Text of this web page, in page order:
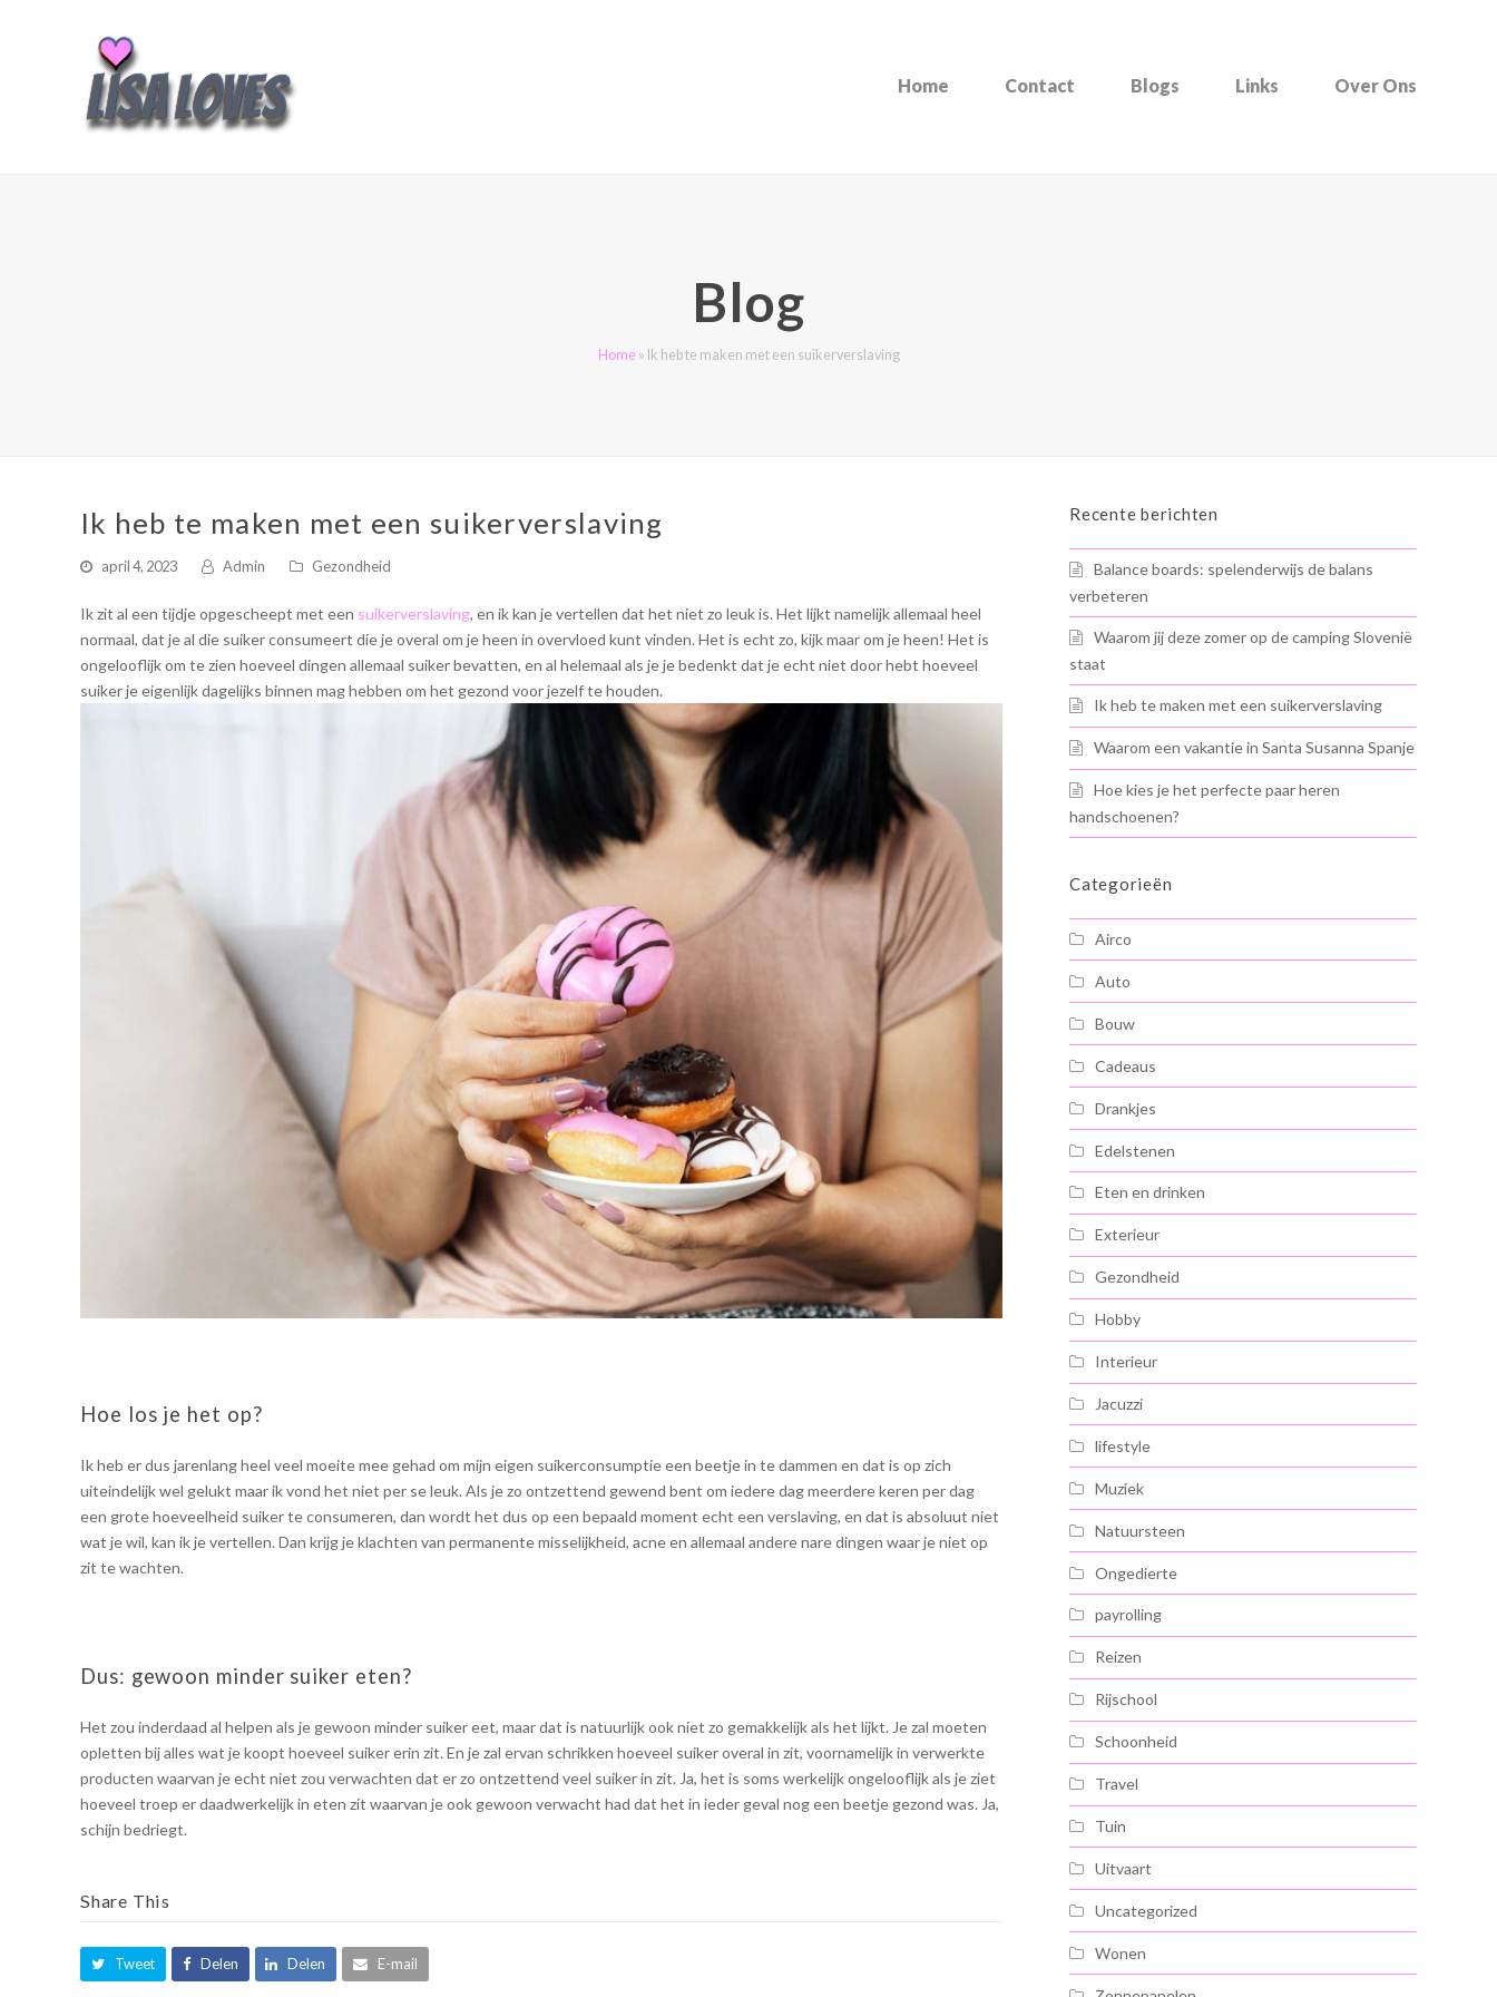
Home Contact Blogs Links Over Ons
Blog
Home» Ik heb te maken met een suikerverslaving
Ik heb te maken met een suikerverslaving
april 4, 2023 Admin Gezondheid
Ik zit al een tijdje opgescheept met een suikerverslaving, en ik kan je vertellen dat het niet zo leuk is. Het lijkt namelijk allemaal heel
normaal, dat je al die suiker consumeert die je overal om je heen in overvloed kunt vinden. Het is echt zo, kijk maar om je heen! Het is
ongelooflijk om te zien hoeveel dingen allemaal suiker bevatten, en al helemaal als je je bedenkt dat je echt niet door hebt hoeveel
suiker je eigenlijk dagelijks binnen mag hebben om het gezond voor jezelf te houden.
Hoe los je het op?
Ik heb er dus jarenlang heel veel moeite mee gehad om mijn eigen suikerconsumptie een beetje in te dammen en dat is op zich
uiteindelijk wel gelukt maar ik vond het niet per se leuk. Als je zo ontzettend gewend bent om iedere dag meerdere keren per dag
een grote hoeveelheid suiker te consumeren, dan wordt het dus op een bepaald moment echt een verslaving, en dat is absoluut niet
wat je wil, kan ik je vertellen. Dan krijg je klachten van permanente misselijkheid, acne en allemaal andere nare dingen waar je niet op
zit te wachten.
Dus: gewoon minder suiker eten?
Het zou inderdaad al helpen als je gewoon minder suiker eet, maar dat is natuurlijk ook niet zo gemakkelijk als het lijkt. Je zal moeten
opletten bij alles wat je koopt hoeveel suiker erin zit. En je zal ervan schrikken hoeveel suiker overal in zit, voornamelijk in verwerkte
producten waarvan je echt niet zou verwachten dat er zo ontzettend veel suiker in zit. Ja, het is soms werkelijk ongelooflijk als je ziet
hoeveel troep er daadwerkelijk in eten zit waarvan je ook gewoon verwacht had dat het in ieder geval nog een beetje gezond was. Ja,
schijn bedriegt.
Share This
Tweet Delen Delen E-mail
Recente berichten
Balance boards: spelenderwijs de balans
verbeteren
Waarom jij deze zomer op de camping Slovenië
staat
Ik heb te maken met een suikerverslaving
Waarom een vakantie in Santa Susanna Spanje
Hoe kies je het perfecte paar heren
handschoenen?
Categorieën
Airco
Auto
Bouw
Cadeaus
Drankjes
Edelstenen
Eten en drinken
Exterieur
Gezondheid
Hobby
Interieur
Jacuzzi
lifestyle
Muziek
Natuursteen
Ongedierte
payrolling
Reizen
Rijschool
Schoonheid
Travel
Tuin
Uitvaart
Uncategorized
Wonen